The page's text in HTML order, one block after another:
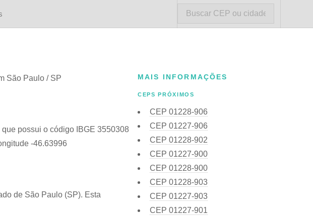
São Paulo / SP
possui o código IBGE 3550308
-46.63996
de São Paulo (SP). Esta
MAIS INFORMAÇÕES
CEPS PRÓXIMOS
CEP 01228-906
CEP 01227-906
CEP 01228-902
CEP 01227-900
CEP 01228-900
CEP 01228-903
CEP 01227-903
CEP 01227-901